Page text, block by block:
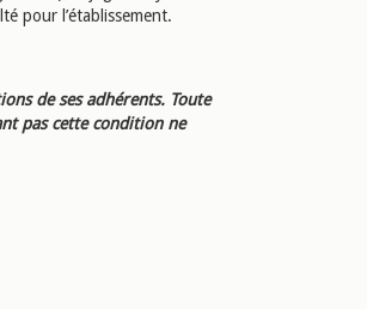
pour l’établissement.
de ses adhérents. Toute
pas cette condition ne